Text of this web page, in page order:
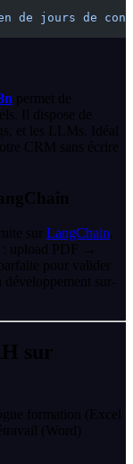
de jours de
permet de
Il dispose de
et les LLMs. Idéal
CRM sans écrire
sur LangChain
: upload PDF →
pour valider
développement sur-
sur
formation (Excel
(Word)